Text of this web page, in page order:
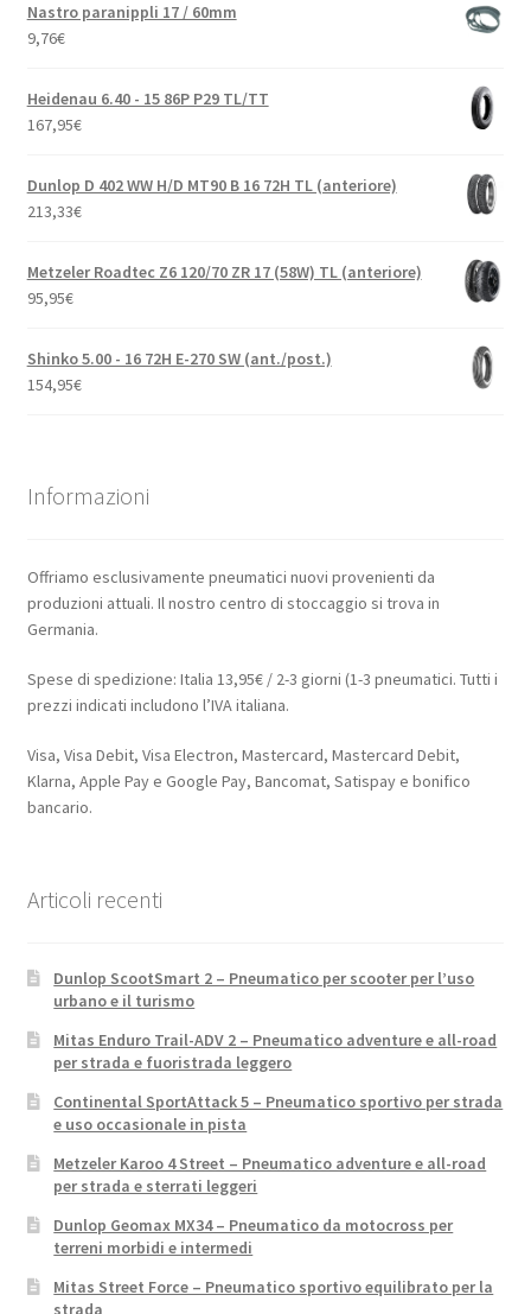
Nastro paranippli 17 / 60mm
9,76€
Heidenau 6.40 - 15 86P P29 TL/TT
167,95€
Dunlop D 402 WW H/D MT90 B 16 72H TL (anteriore)
213,33€
Metzeler Roadtec Z6 120/70 ZR 17 (58W) TL (anteriore)
95,95€
Shinko 5.00 - 16 72H E-270 SW (ant./post.)
154,95€
Informazioni
Offriamo esclusivamente pneumatici nuovi provenienti da
produzioni attuali. Il nostro centro di stoccaggio si trova in
Germania.
Spese di spedizione: Italia 13,95€ / 2-3 giorni (1-3 pneumatici. Tutti i
prezzi indicati includono l’IVA italiana.
Visa, Visa Debit, Visa Electron, Mastercard, Mastercard Debit,
Klarna, Apple Pay e Google Pay, Bancomat, Satispay e bonifico
bancario.
Articoli recenti
Dunlop ScootSmart 2 – Pneumatico per scooter per l’uso
urbano e il turismo
Mitas Enduro Trail-ADV 2 – Pneumatico adventure e all-road
per strada e fuoristrada leggero
Continental SportAttack 5 – Pneumatico sportivo per strada
e uso occasionale in pista
Metzeler Karoo 4 Street – Pneumatico adventure e all-road
per strada e sterrati leggeri
Dunlop Geomax MX34 – Pneumatico da motocross per
terreni morbidi e intermedi
Mitas Street Force – Pneumatico sportivo equilibrato per la
strada